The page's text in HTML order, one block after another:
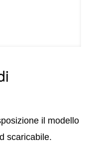
il modello
scaricabile.